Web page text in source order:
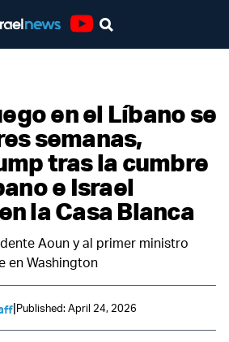
en el Líbano se
semanas,
tras la cumbre
e Israel
la Casa Blanca
Aoun y al primer ministro
en Washington
|Published: April 24, 2026